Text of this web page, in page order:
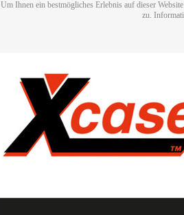
Um Ihnen ein bestmögliches Erlebnis auf dieser
zu.